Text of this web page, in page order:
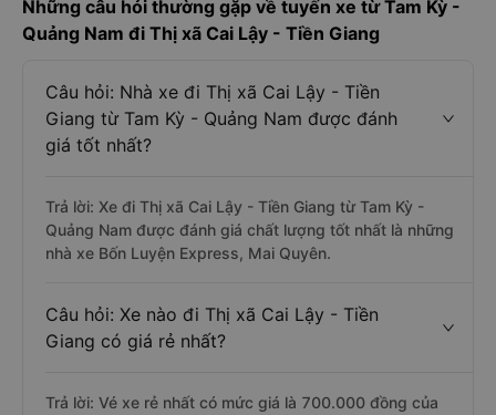
Những câu hỏi thường gặp về tuyến xe từ Tam Kỳ -
Quảng Nam đi Thị xã Cai Lậy - Tiền Giang
Câu hỏi: Nhà xe đi Thị xã Cai Lậy - Tiền
Giang từ Tam Kỳ - Quảng Nam được đánh
giá tốt nhất?
Trả lời: Xe đi Thị xã Cai Lậy - Tiền Giang từ Tam Kỳ -
Quảng Nam được đánh giá chất lượng tốt nhất là những
nhà xe Bốn Luyện Express, Mai Quyên.
Câu hỏi: Xe nào đi Thị xã Cai Lậy - Tiền
Giang có giá rẻ nhất?
Trả lời: Vé xe rẻ nhất có mức giá là 700.000 đồng của